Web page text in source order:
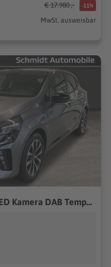
€ 17.980 ,- -11%
MwSt. ausweisbar
Mitsubishi Colt 1.0 Plus LED Kamera DAB Tempomat Klima Touch